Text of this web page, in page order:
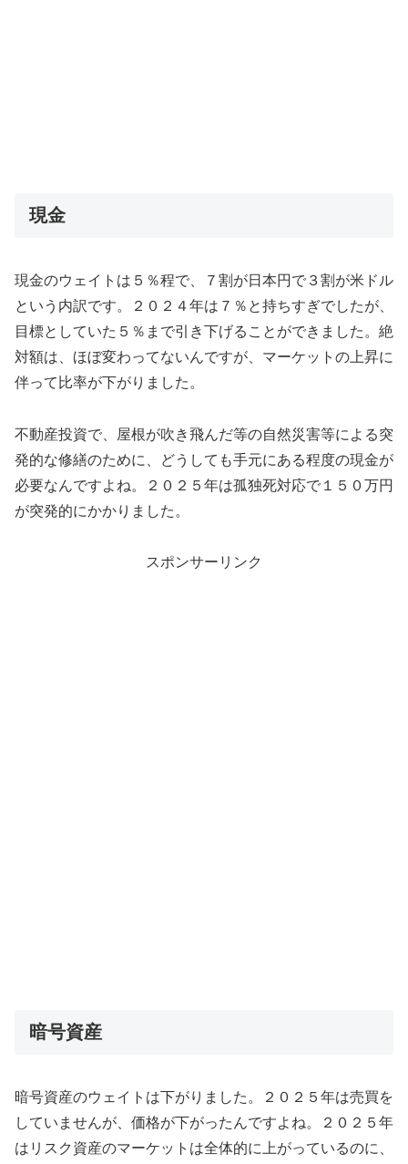
現金
現金のウェイトは５％程で、７割が日本円で３割が米ドル
という内訳です。２０２４年は７％と持ちすぎでしたが、
目標としていた５％まで引き下げることができました。絶
対額は、ほぼ変わってないんですが、マーケットの上昇に
伴って比率が下がりました。
不動産投資で、屋根が吹き飛んだ等の自然災害等による突
発的な修繕のために、どうしても手元にある程度の現金が
必要なんですよね。２０２５年は孤独死対応で１５０万円
が突発的にかかりました。
スポンサーリンク
暗号資産
暗号資産のウェイトは下がりました。２０２５年は売買を
していませんが、価格が下がったんですよね。２０２５年
はリスク資産のマーケットは全体的に上がっているのに、